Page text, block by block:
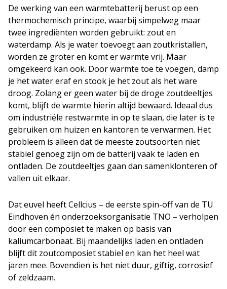
De werking van een warmtebatterij berust op een
thermochemisch principe, waarbij simpelweg maar
twee ingrediënten worden gebruikt: zout en
waterdamp. Als je water toevoegt aan zoutkristallen,
worden ze groter en komt er warmte vrij. Maar
omgekeerd kan ook. Door warmte toe te voegen, damp
je het water eraf en stook je het zout als het ware
droog. Zolang er geen water bij de droge zoutdeeltjes
komt, blijft de warmte hierin altijd bewaard. Ideaal dus
om industriële restwarmte in op te slaan, die later is te
gebruiken om huizen en kantoren te verwarmen. Het
probleem is alleen dat de meeste zoutsoorten niet
stabiel genoeg zijn om de batterij vaak te laden en
ontladen. De zoutdeeltjes gaan dan samenklonteren of
vallen uit elkaar.
Dat euvel heeft Cellcius – de eerste spin-off van de TU
Eindhoven én onderzoeksorganisatie TNO – verholpen
door een composiet te maken op basis van
kaliumcarbonaat. Bij maandelijks laden en ontladen
blijft dit zoutcomposiet stabiel en kan het heel wat
jaren mee. Bovendien is het niet duur, giftig, corrosief
of zeldzaam.